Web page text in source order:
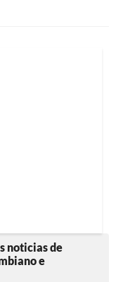
noticias de
e